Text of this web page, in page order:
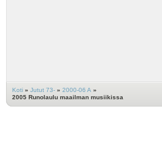
Koti » Jutut 73- » 2000-06 A »
2005 Runolaulu maailman musiikissa